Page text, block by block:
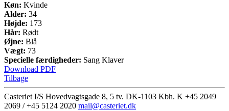
Køn: Kvinde
Alder: 34
Højde: 173
Hår: Rødt
Øjne: Blå
Vægt: 73
Specielle færdigheder: Sang Klaver
Download PDF
Tilbage
Casteriet I/S Hovedvagtsgade 8, 5 tv. DK-1103 Kbh. K +45 2049
2069 / +45 5124 2020 mail@casteriet.dk